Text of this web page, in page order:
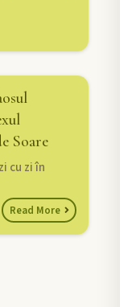
Soare
cu zi în
Read More